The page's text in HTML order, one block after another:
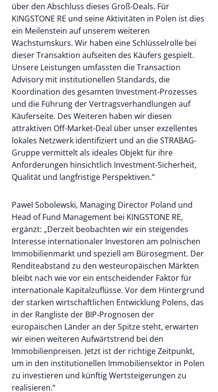
über den Abschluss dieses Groß-Deals. Für
KINGSTONE RE und seine Aktivitäten in Polen ist dies
ein Meilenstein auf unserem weiteren
Wachstumskurs. Wir haben eine Schlüsselrolle bei
dieser Transaktion aufseiten des Käufers gespielt.
Unsere Leistungen umfassten die Transaction
Advisory mit institutionellen Standards, die
Koordination des gesamten Investment-Prozesses
und die Führung der Vertragsverhandlungen auf
Käuferseite. Des Weiteren haben wir diesen
attraktiven Off-Market-Deal über unser exzellentes
lokales Netzwerk identifiziert und an die STRABAG-
Gruppe vermittelt als ideales Objekt für ihre
Anforderungen hinsichtlich Investment-Sicherheit,
Qualität und langfristige Perspektiven.“
Pawel Sobolewski, Managing Director Poland und
Head of Fund Management bei KINGSTONE RE,
ergänzt: „Derzeit beobachten wir ein steigendes
Interesse internationaler Investoren am polnischen
Immobilienmarkt und speziell am Bürosegment. Der
Renditeabstand zu den westeuropäischen Märkten
bleibt nach wie vor ein entscheidender Faktor für
internationale Kapitalzuflüsse. Vor dem Hintergrund
der starken wirtschaftlichen Entwicklung Polens, das
in der Rangliste der BIP-Prognosen der
europäischen Länder an der Spitze steht, erwarten
wir einen weiteren Aufwärtstrend bei den
Immobilienpreisen. Jetzt ist der richtige Zeitpunkt,
um in den institutionellen Immobiliensektor in Polen
zu investieren und künftig Wertsteigerungen zu
realisieren.“